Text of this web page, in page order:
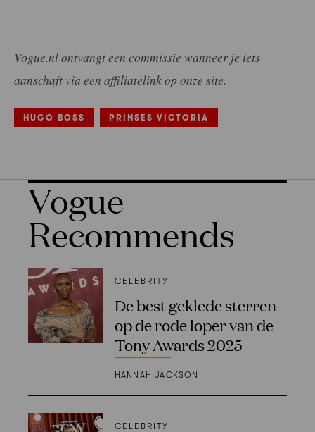
Vogue.nl ontvangt een commissie wanneer je iets
aanschaft via een affiliatelink op onze site.
HUGO BOSS PRINSES VICTORIA
Vogue
Recommends
CELEBRITY
De best geklede sterren
op de rode loper van de
Tony Awards 2025
HANNAH JACKSON
CELEBRITY